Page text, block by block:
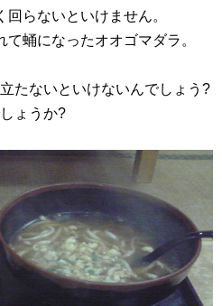
らないといけません。
蛹になったオオゴマダラ。
たないといけないんでしょう?
ょうか?